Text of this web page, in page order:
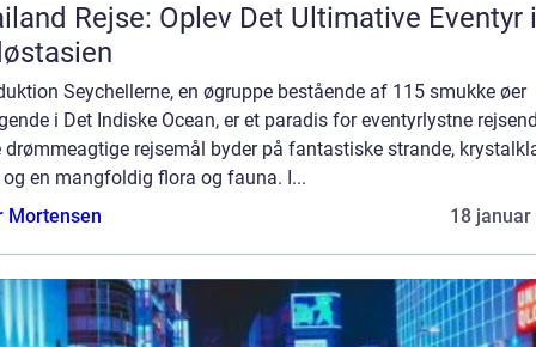
Rejse: Oplev Det Ultimative Eventyr i
Seychellerne, en øgruppe bestående af 115 smukke øer
i Det Indiske Ocean, er et paradis for eventyrlystne
drømmeagtige rejsemål byder på fantastiske strande,
en mangfoldig flora og fauna. I...
Mortensen
18 januar